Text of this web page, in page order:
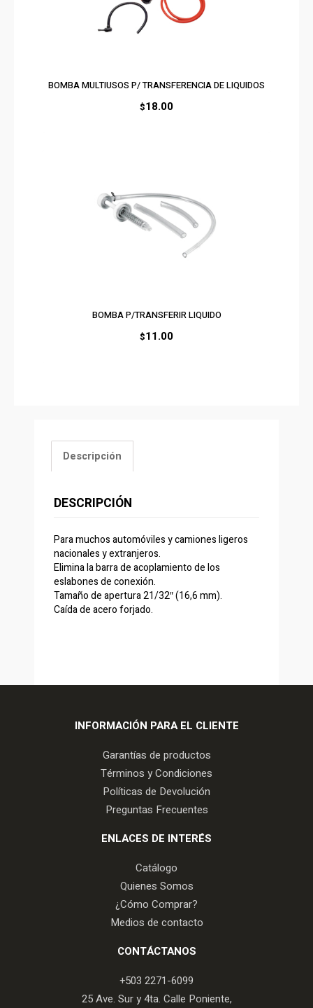
BOMBA MULTIUSOS P/ TRANSFERENCIA DE LIQUIDOS
$18.00
BOMBA P/TRANSFERIR LIQUIDO
$11.00
Descripción
DESCRIPCIÓN
Para muchos automóviles y camiones ligeros
nacionales y extranjeros.
Elimina la barra de acoplamiento de los
eslabones de conexión.
Tamaño de apertura 21/32″ (16,6 mm).
Caída de acero forjado.
INFORMACIÓN PARA EL CLIENTE
Garantías de productos
Términos y Condiciones
Políticas de Devolución
Preguntas Frecuentes
ENLACES DE INTERÉS
Catálogo
Quienes Somos
¿Cómo Comprar?
Medios de contacto
CONTÁCTANOS
+503 2271-6099
25 Ave. Sur y 4ta. Calle Poniente,